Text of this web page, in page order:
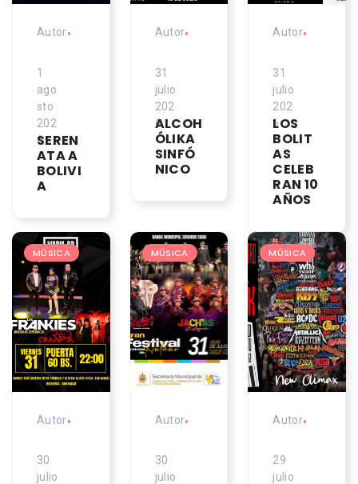
Autor•
1
ago
sto
202
6
SEREN
ATA A
BOLIVI
A
Autor•
31
julio
202
6
ALCOH
ÓLIKA
SINFÓ
NICO
Autor•
31
julio
202
6
LOS
BOLIT
AS
CELEB
RAN 10
AÑOS
MÚSICA
Autor•
30
julio
MÚSICA
Autor•
30
julio
MÚSICA
Autor•
29
julio